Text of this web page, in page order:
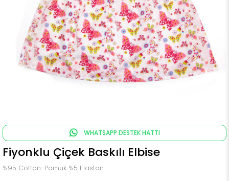
WHATSAPP DESTEK HATTI
Fiyonklu Çiçek Baskılı Elbise
%95 Cotton-Pamuk %5 Elastan